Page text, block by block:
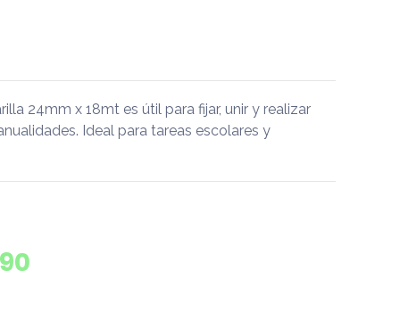
24mm x 18mt es útil para fijar, unir y realizar
Ideal para tareas escolares y